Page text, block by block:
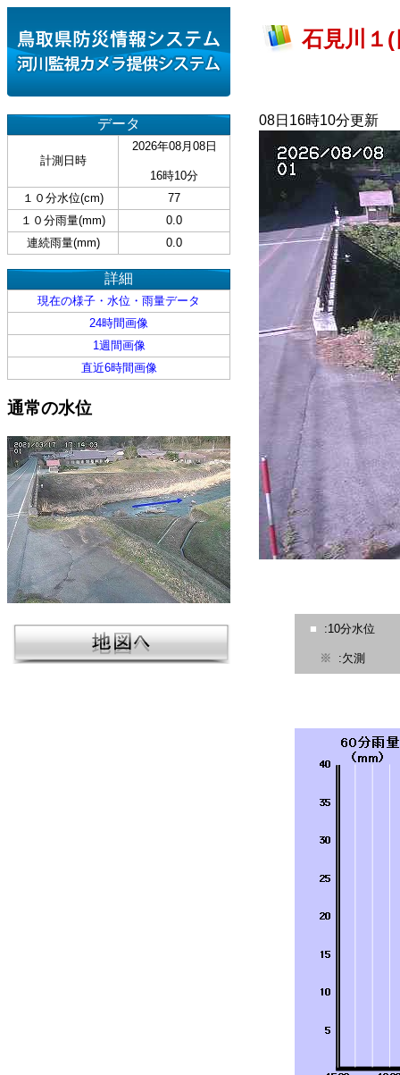
データ
計測日時
2026年08月08日
16時10分
１０分水位(cm)
77
１０分雨量(mm)
0.0
連続雨量(mm)
0.0
詳細
現在の様子・水位・雨量データ
24時間画像
1週間画像
直近6時間画像
通常の水位
石見川１
08日16時10分更新
■ :10分水位
※ :欠測